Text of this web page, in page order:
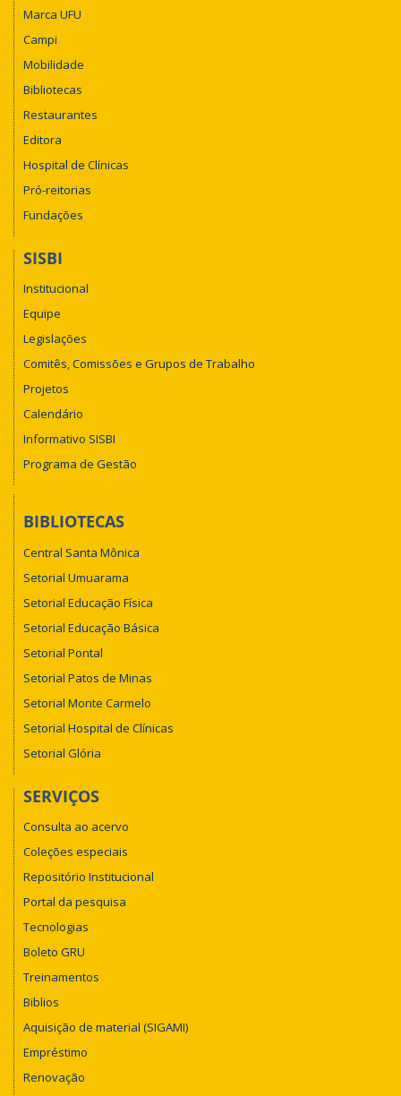
Marca UFU
Campi
Mobilidade
Bibliotecas
Restaurantes
Editora
Hospital de Clínicas
Pró-reitorias
Fundações
SISBI
Institucional
Equipe
Legislações
Comitês, Comissões e Grupos de Trabalho
Projetos
Calendário
Informativo SISBI
Programa de Gestão
BIBLIOTECAS
Central Santa Mônica
Setorial Umuarama
Setorial Educação Física
Setorial Educação Básica
Setorial Pontal
Setorial Patos de Minas
Setorial Monte Carmelo
Setorial Hospital de Clínicas
Setorial Glória
SERVIÇOS
Consulta ao acervo
Coleções especiais
Repositório Institucional
Portal da pesquisa
Tecnologias
Boleto GRU
Treinamentos
Biblios
Aquisição de material (SIGAMI)
Empréstimo
Renovação